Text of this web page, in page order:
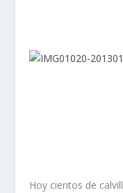
Hoy cientos de